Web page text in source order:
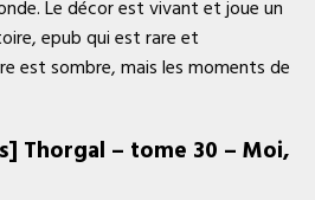
Le décor est vivant et joue un
epub qui est rare et
est sombre, mais les moments de
Thorgal – tome 30 – Moi,